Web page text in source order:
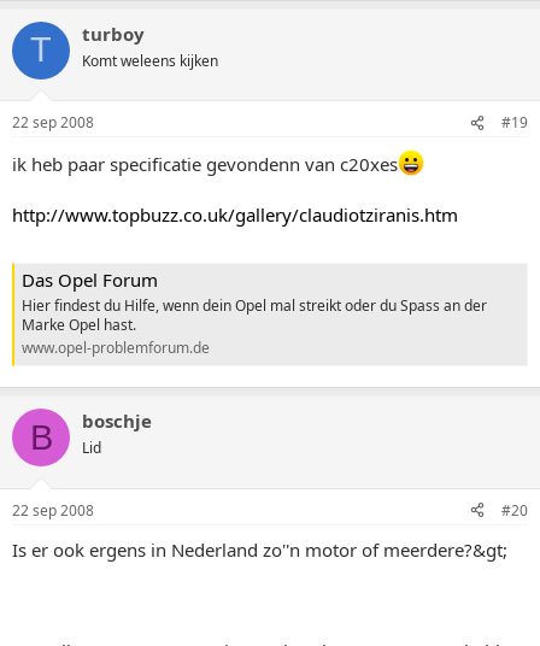
T turboy
Komt weleens kijken
22 sep 2008 #19
ik heb paar specificatie gevondenn van c20xes
http://www.topbuzz.co.uk/gallery/claudiotziranis.htm
Das Opel Forum
Hier findest du Hilfe, wenn dein Opel mal streikt oder du Spass an der
Marke Opel hast.
www.opel-problemforum.de
B boschje
Lid
22 sep 2008 #20
Is er ook ergens in Nederland zo''n motor of meerdere?&gt;